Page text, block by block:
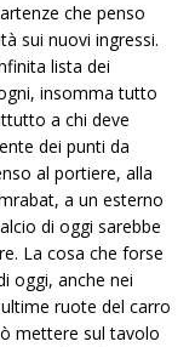
che penso
sui nuovi ingressi.
lista dei
insomma tutto
a chi deve
dei punti da
al portiere, alla
a un esterno
di oggi sarebbe
La cosa che forse
oggi, anche nei
ruote del carro
mettere sul tavolo